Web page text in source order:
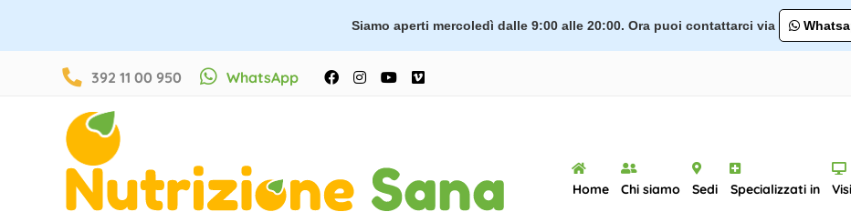
Siamo aperti mercoledì dalle 9:00 alle 20:00. Ora puoi contattarci via
contenuto
392 11 00 950 WhatsApp FacebookInstagram
YouTube
Vimeo
Home Chi siamo Sedi Specializzati in